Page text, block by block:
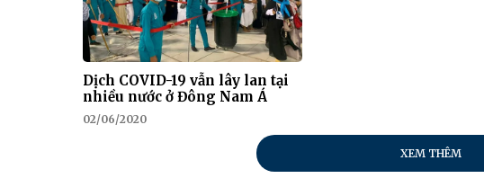
Dịch COVID-19 vẫn lây lan tại
nhiều nước ở Đông Nam Á
02/06/2020
XEM THÊM